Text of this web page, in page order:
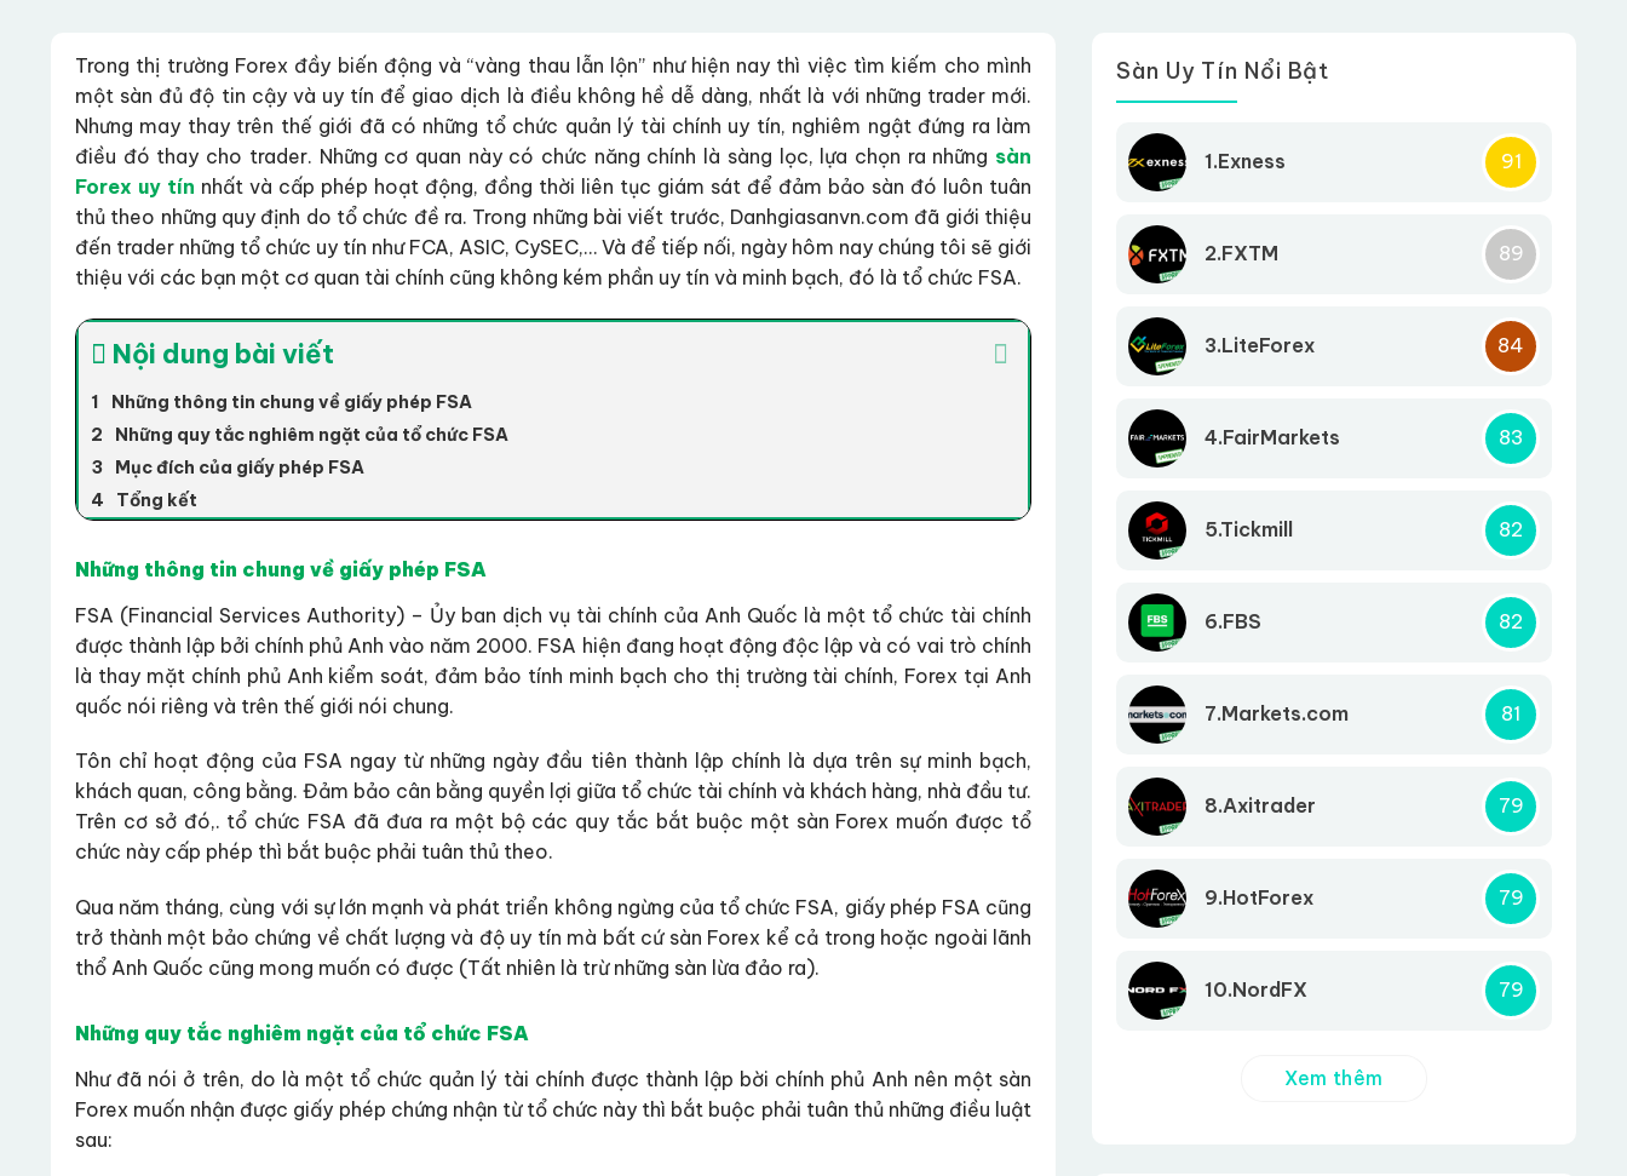
Trong thị trường Forex đầy biến động và “vàng thau lẫn lộn” như hiện nay thì việc tìm kiếm cho mình
một sàn đủ độ tin cậy và uy tín để giao dịch là điều không hề dễ dàng, nhất là với những trader mới.
Nhưng may thay trên thế giới đã có những tổ chức quản lý tài chính uy tín, nghiêm ngật đứng ra làm
điều đó thay cho trader. Những cơ quan này có chức năng chính là sàng lọc, lựa chọn ra những sàn
Forex uy tín nhất và cấp phép hoạt động, đồng thời liên tục giám sát để đảm bảo sàn đó luôn tuân
thủ theo những quy định do tổ chức đề ra. Trong những bài viết trước, Danhgiasanvn.com đã giới thiệu
đến trader những tổ chức uy tín như FCA, ASIC, CySEC,… Và để tiếp nối, ngày hôm nay chúng tôi sẽ giới
thiệu với các bạn một cơ quan tài chính cũng không kém phần uy tín và minh bạch, đó là tổ chức FSA.
Nội dung bài viết
Những thông tin chung về giấy phép FSA
Những quy tắc nghiêm ngặt của tổ chức FSA
Mục đích của giấy phép FSA
Tổng kết
Những thông tin chung về giấy phép FSA
FSA (Financial Services Authority) – Ủy ban dịch vụ tài chính của Anh Quốc là một tổ chức tài chính
được thành lập bởi chính phủ Anh vào năm 2000. FSA hiện đang hoạt động độc lập và có vai trò chính
là thay mặt chính phủ Anh kiểm soát, đảm bảo tính minh bạch cho thị trường tài chính, Forex tại Anh
quốc nói riêng và trên thế giới nói chung.
Tôn chỉ hoạt động của FSA ngay từ những ngày đầu tiên thành lập chính là dựa trên sự minh bạch,
khách quan, công bằng. Đảm bảo cân bằng quyền lợi giữa tổ chức tài chính và khách hàng, nhà đầu tư.
Trên cơ sở đó,. tổ chức FSA đã đưa ra một bộ các quy tắc bắt buộc một sàn Forex muốn được tổ
chức này cấp phép thì bắt buộc phải tuân thủ theo.
Qua năm tháng, cùng với sự lớn mạnh và phát triển không ngừng của tổ chức FSA, giấy phép FSA cũng
trở thành một bảo chứng về chất lượng và độ uy tín mà bất cứ sàn Forex kể cả trong hoặc ngoài lãnh
thổ Anh Quốc cũng mong muốn có được (Tất nhiên là trừ những sàn lừa đảo ra).
Những quy tắc nghiêm ngặt của tổ chức FSA
Như đã nói ở trên, do là một tổ chức quản lý tài chính được thành lập bời chính phủ Anh nên một sàn
Forex muốn nhận được giấy phép chứng nhận từ tổ chức này thì bắt buộc phải tuân thủ những điều luật
sau:
Sàn Uy Tín Nổi Bật
1.Exness 91
2.FXTM 89
3.LiteForex 84
4.FairMarkets 83
5.Tickmill 82
6.FBS 82
7.Markets.com 81
8.Axitrader 79
9.HotForex 79
10.NordFX 79
Xem thêm